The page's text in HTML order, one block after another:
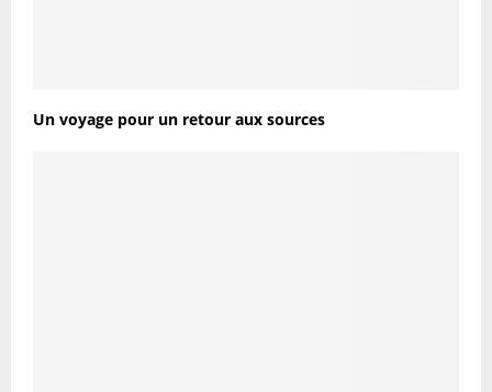
Un voyage pour un retour aux sources